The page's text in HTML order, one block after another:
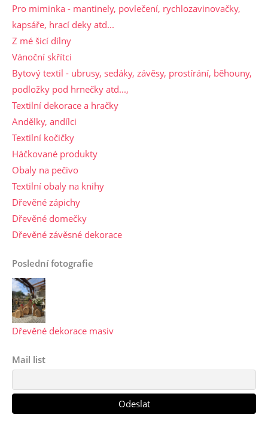
Pro miminka - mantinely, povlečení, rychlozavinovačky,
kapsáře, hrací deky atd...
Z mé šicí dílny
Vánoční skřítci
Bytový textil - ubrusy, sedáky, závěsy, prostírání, běhouny,
podložky pod hrnečky atd...,
Textilní dekorace a hračky
Andělky, andílci
Textilní kočičky
Háčkované produkty
Obaly na pečivo
Textilní obaly na knihy
Dřevěné zápichy
Dřevěné domečky
Dřevěné závěsné dekorace
Poslední fotografie
Dřevěné dekorace masiv
Mail list